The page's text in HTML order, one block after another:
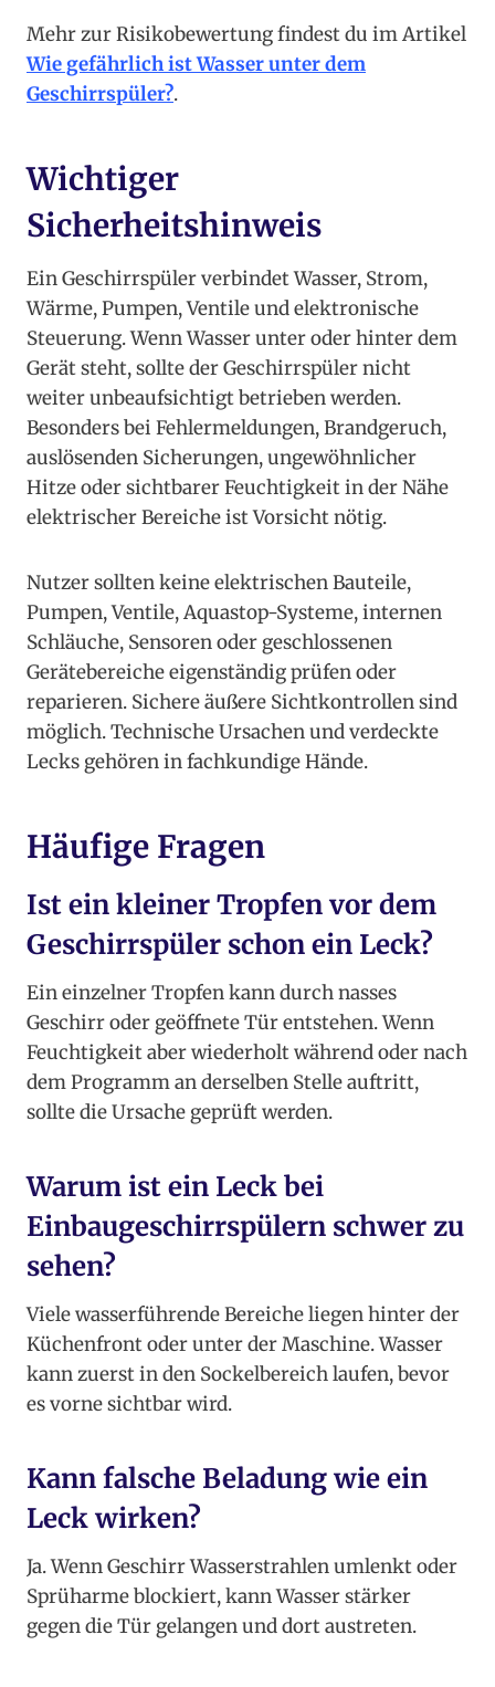
Mehr zur Risikobewertung findest du im Artikel
Wie gefährlich ist Wasser unter dem
Geschirrspüler?.
Wichtiger
Sicherheitshinweis
Ein Geschirrspüler verbindet Wasser, Strom,
Wärme, Pumpen, Ventile und elektronische
Steuerung. Wenn Wasser unter oder hinter dem
Gerät steht, sollte der Geschirrspüler nicht
weiter unbeaufsichtigt betrieben werden.
Besonders bei Fehlermeldungen, Brandgeruch,
auslösenden Sicherungen, ungewöhnlicher
Hitze oder sichtbarer Feuchtigkeit in der Nähe
elektrischer Bereiche ist Vorsicht nötig.
Nutzer sollten keine elektrischen Bauteile,
Pumpen, Ventile, Aquastop-Systeme, internen
Schläuche, Sensoren oder geschlossenen
Gerätebereiche eigenständig prüfen oder
reparieren. Sichere äußere Sichtkontrollen sind
möglich. Technische Ursachen und verdeckte
Lecks gehören in fachkundige Hände.
Häufige Fragen
Ist ein kleiner Tropfen vor dem
Geschirrspüler schon ein Leck?
Ein einzelner Tropfen kann durch nasses
Geschirr oder geöffnete Tür entstehen. Wenn
Feuchtigkeit aber wiederholt während oder nach
dem Programm an derselben Stelle auftritt,
sollte die Ursache geprüft werden.
Warum ist ein Leck bei
Einbaugeschirrspülern schwer zu
sehen?
Viele wasserführende Bereiche liegen hinter der
Küchenfront oder unter der Maschine. Wasser
kann zuerst in den Sockelbereich laufen, bevor
es vorne sichtbar wird.
Kann falsche Beladung wie ein
Leck wirken?
Ja. Wenn Geschirr Wasserstrahlen umlenkt oder
Sprüharme blockiert, kann Wasser stärker
gegen die Tür gelangen und dort austreten.